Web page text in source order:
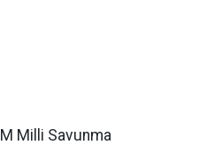
Milli Savunma